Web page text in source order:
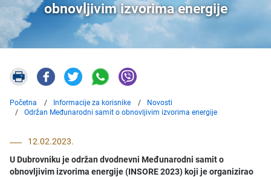
obnovljivim izvorima energije
Početna Informacije za korisnike
Novosti
Održan Međunarodni samit o obnovljivim izvorima energije
12.02.2023.
U Dubrovniku je održan dvodnevni Međunarodni samit o
obnovljivim izvorima energije (INSORE 2023) koji je organizirao